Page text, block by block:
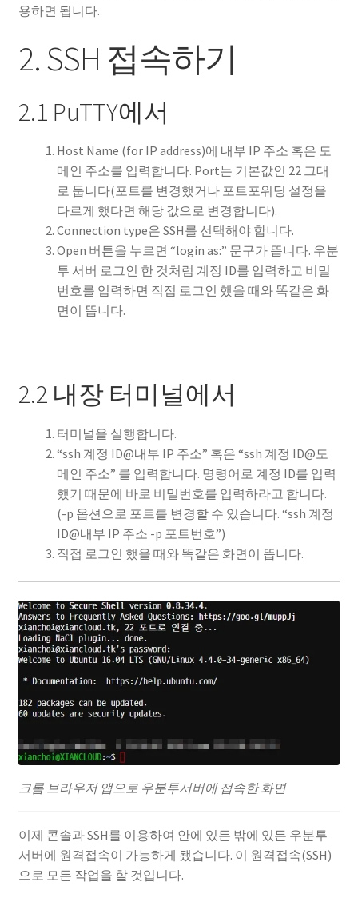
용하면 됩니다.
2. SSH 접속하기
2.1 PuTTY에서
Host Name (for IP address)에 내부 IP 주소 혹은 도
메인 주소를 입력합니다. Port는 기본값인 22 그대
로 둡니다(포트를 변경했거나 포트포워딩 설정을
다르게 했다면 해당 값으로 변경합니다).
Connection type은 SSH를 선택해야 합니다.
Open 버튼을 누르면 “login as:” 문구가 뜹니다. 우분
투 서버 로그인 한 것처럼 계정 ID를 입력하고 비밀
번호를 입력하면 직접 로그인 했을 때와 똑같은 화
면이 뜹니다.
2.2 내장 터미널에서
터미널을 실행합니다.
“ssh 계정 ID@내부 IP 주소” 혹은 “ssh 계정 ID@도
메인 주소” 를 입력합니다. 명령어로 계정 ID를 입력
했기 때문에 바로 비밀번호를 입력하라고 합니다.
(-p 옵션으로 포트를 변경할 수 있습니다. “ssh 계정
ID@내부 IP 주소 -p 포트번호”)
직접 로그인 했을 때와 똑같은 화면이 뜹니다.
크롬 브라우저 앱으로 우분투서버에 접속한 화면
이제 콘솔과 SSH를 이용하여 안에 있든 밖에 있든 우분투
서버에 원격접속이 가능하게 됐습니다. 이 원격접속(SSH)
으로 모든 작업을 할 것입니다.